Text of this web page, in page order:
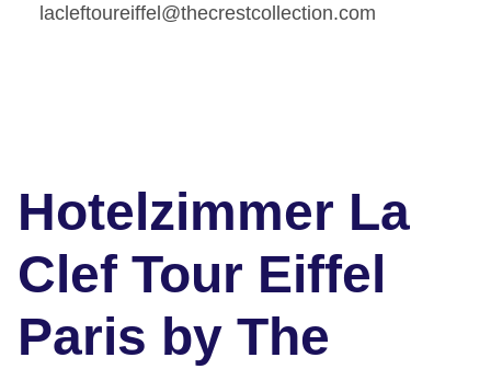
lacleftoureiffel@thecrestcollection.com
Hotelzimmer La
Clef Tour Eiffel
Paris by The